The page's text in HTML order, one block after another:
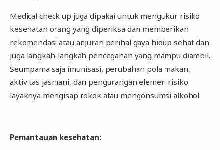
Medical check up juga dipakai untuk mengukur risiko
kesehatan orang yang diperiksa dan memberikan
rekomendasi atau anjuran perihal gaya hidup sehat dan
juga langkah-langkah pencegahan yang mampu diambil.
Seumpama saja imunisasi, perubahan pola makan,
aktivitas jasmani, dan pengurangan elemen risiko
layaknya mengisap rokok atau mengonsumsi alkohol.
Pemantauan kesehatan: